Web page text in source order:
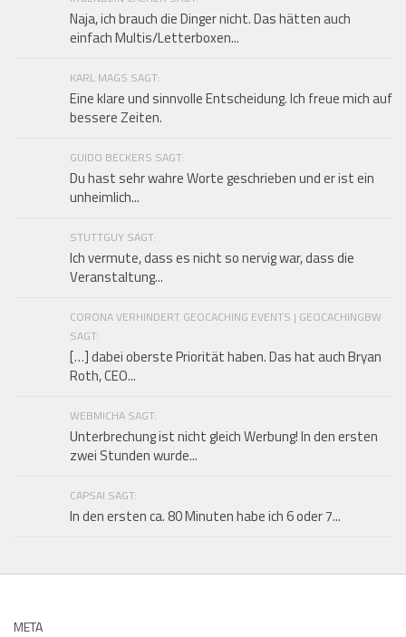
Naja, ich brauch die Dinger nicht. Das hätten auch
einfach Multis/Letterboxen...
KARL MAGS SAGT:
Eine klare und sinnvolle Entscheidung. Ich freue mich auf
bessere Zeiten.
GUIDO BECKERS SAGT:
Du hast sehr wahre Worte geschrieben und er ist ein
unheimlich...
STUTTGUY SAGT:
Ich vermute, dass es nicht so nervig war, dass die
Veranstaltung...
CORONA VERHINDERT GEOCACHING EVENTS | GEOCACHINGBW
SAGT:
[…] dabei oberste Priorität haben. Das hat auch Bryan
Roth, CEO...
WEBMICHA SAGT:
Unterbrechung ist nicht gleich Werbung! In den ersten
zwei Stunden wurde...
CAPSAI SAGT:
In den ersten ca. 80 Minuten habe ich 6 oder 7...
META